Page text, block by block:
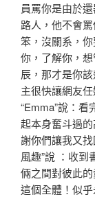
員罵你是由於
路人，他不會
笨，沒關系，
你，了解你，
辰，那才是你
主很快讓網友
“Emma”說：
起本身奮斗過
謝你們讓我又
風趣”說 ：收到
倆之間對彼此
這個全體！似